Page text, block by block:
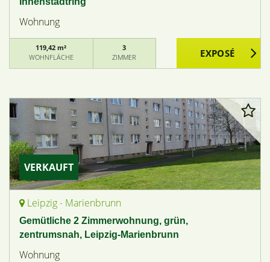
Wohnung
119,42 m²
WOHNFLÄCHE
3
ZIMMER
VERKAUFT
Leipzig - Marienbrunn
Gemütliche 2 Zimmerwohnung, grün,
zentrumsnah, Leipzig-Marienbrunn
Wohnung